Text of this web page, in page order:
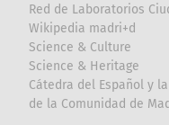
Red de Laboratorios
Wikipedia madri+d
Science & Culture
Science & Heritage
Cátedra del Español y
de la Comunidad de